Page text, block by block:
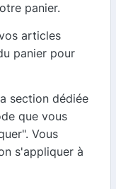
panier.
articles
panier pour
section dédiée
que vous
Vous
s'appliquer à